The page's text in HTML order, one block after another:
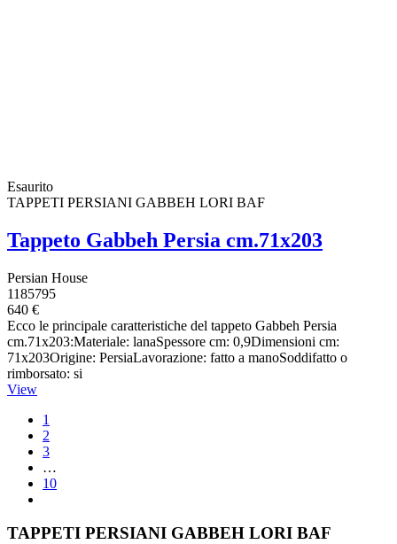
Esaurito
TAPPETI PERSIANI GABBEH LORI BAF
Tappeto Gabbeh Persia cm.71x203
Persian House
1185795
640 €
Ecco le principale caratteristiche del tappeto Gabbeh Persia
cm.71x203:Materiale: lanaSpessore cm: 0,9Dimensioni cm:
71x203Origine: PersiaLavorazione: fatto a manoSoddifatto o
rimborsato: si
View
1
2
3
…
10
TAPPETI PERSIANI GABBEH LORI BAF